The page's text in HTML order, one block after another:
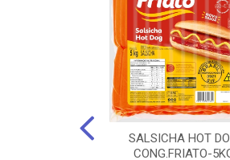
SALSICHA HOT
CONG.FRIATO-